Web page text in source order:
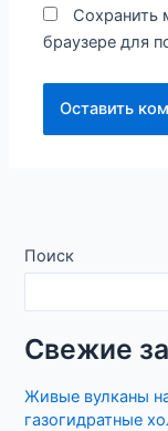
Сохранить
браузере для
Поиск
Свежие
Живые вулканы
газогидратные